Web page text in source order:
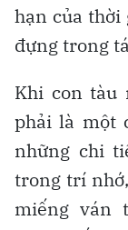
hạn của
đựng trong
Khi con tàu
phải là một
những chi
trong trí
miếng ván